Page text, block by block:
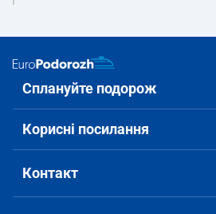
Сплануйте подорож
Корисні посилання
Контакт